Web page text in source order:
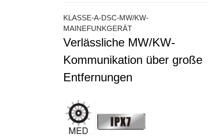
KLASSE-A-DSC-MW/KW-
MAINEFUNKGERÄT
Verlässliche MW/KW-
Kommunikation über große
Entfernungen